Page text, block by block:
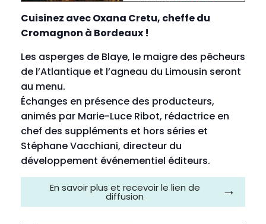
Cuisinez avec Oxana Cretu, cheffe du
Cromagnon à Bordeaux !
Les asperges de Blaye, le maigre des pêcheurs
de l’Atlantique et l’agneau du Limousin seront
au menu.
Échanges en présence des producteurs,
animés par Marie-Luce Ribot, rédactrice en
chef des suppléments et hors séries et
Stéphane Vacchiani, directeur du
développement événementiel éditeurs.
En savoir plus et recevoir le lien de
diffusion